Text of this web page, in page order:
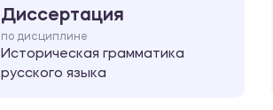
Диссертация
по дисциплине
Историческая грамматика
русского языка